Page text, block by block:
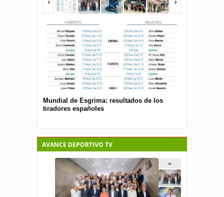
Mundial de Esgrima: resultados de los
tiradores españoles
AVANCE DEPORTIVO TV